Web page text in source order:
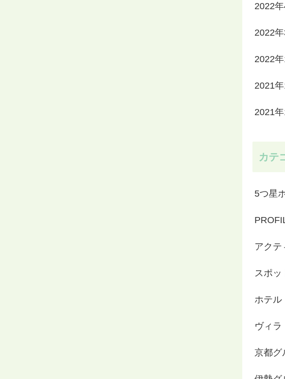
2022年
2022年
2022年
2021年
2021年
カテ
5つ星
アクテ
スポッ
ホテル
ヴィラ
京都グ